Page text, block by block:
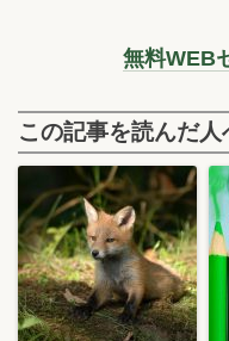
無料WEB
この記事を読んだ